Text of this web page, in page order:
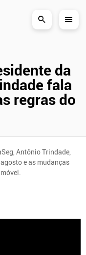
da
fala
regras do
Antônio Trindade,
e as mudanças